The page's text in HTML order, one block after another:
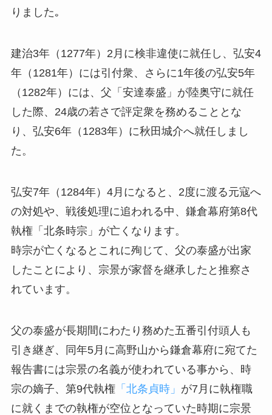
りました｡
建治3年（1277年）2月に検非違使に就任し、弘安4
年（1281年）には引付衆、さらに1年後の弘安5年
（1282年）には、父「安達泰盛」が陸奥守に就任
した際、24歳の若さで評定衆を務めることとな
り、弘安6年（1283年）に秋田城介へ就任しまし
た。
弘安7年（1284年）4月になると、2度に渡る元寇へ
の対処や、戦後処理に追われる中、鎌倉幕府第8代
執権「北条時宗」が亡くなります。
時宗が亡くなるとこれに殉じて、父の泰盛が出家
したことにより、宗景が家督を継承したと推察さ
れています。
父の泰盛が長期間にわたり務めた五番引付頭人も
引き継ぎ、同年5月に高野山から鎌倉幕府に宛てた
報告書には宗景の名義が使われている事から、時
宗の嫡子、第9代執権「北条貞時」 が7月に執権職
に就くまでの執権が空位となっていた時期に宗景